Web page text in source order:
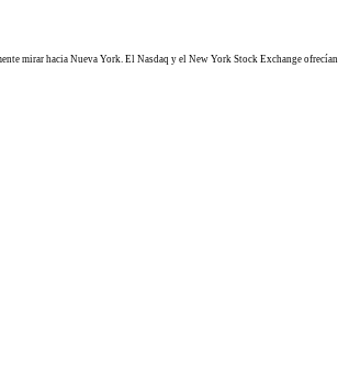
mirar hacia Nueva York. El Nasdaq y el New York Stock Exchange